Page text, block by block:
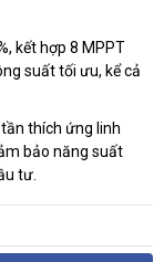
kết hợp 8 MPPT
suất tối ưu, kể cả
tần thích ứng linh
bảo năng suất
tư.